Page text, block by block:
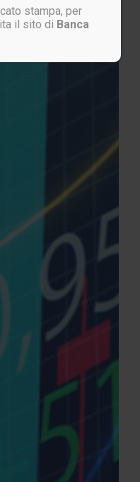
stampa, per
il sito di Banca